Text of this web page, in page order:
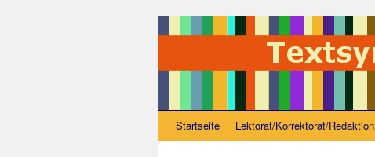
Startseite Lektorat/Korrektorat/Redaktion